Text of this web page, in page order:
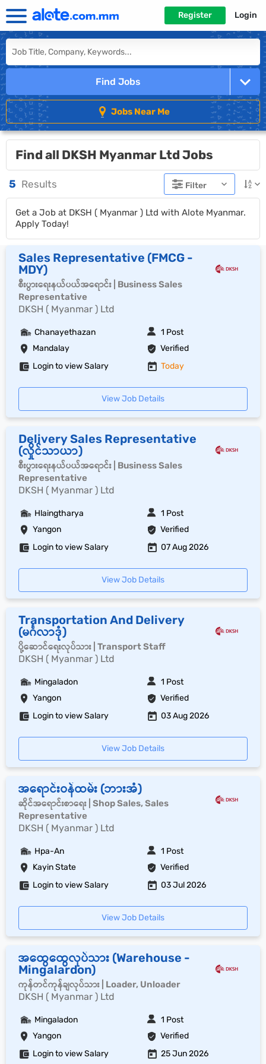
Register Login
Find Jobs
Jobs Near Me
Find all DKSH Myanmar Ltd Jobs
5 Results Filter
Get a Job at DKSH ( Myanmar ) Ltd with Alote Myanmar.
Apply Today!
Sales Representative (FMCG -
MDY)
စီးပွားရေးနယ်ပယ်အရောင်း | Business Sales
Representative
DKSH ( Myanmar ) Ltd
Mandalay Verified
Chanayethazan 1 Post
Login to view Salary Today
View Job Details
Delivery Sales Representative
(လှိုင်သာယာ)
စီးပွားရေးနယ်ပယ်အရောင်း | Business Sales
Representative
DKSH ( Myanmar ) Ltd
Yangon Verified
Hlaingtharya 1 Post
Login to view Salary 07 Aug 2026
View Job Details
Transportation And Delivery
(မင်္ဂလာဒုံ)
ပို့ဆောင်ရေးလုပ်သား | Transport Staff
DKSH ( Myanmar ) Ltd
Yangon Verified
Mingaladon 1 Post
Login to view Salary 03 Aug 2026
View Job Details
အရောင်းဝန်ထမ်း (ဘားအံ)
ဆိုင်အရောင်းစာရေး | Shop Sales, Sales
Representative
DKSH ( Myanmar ) Ltd
Kayin State Verified
Hpa-An 1 Post
Login to view Salary 03 Jul 2026
View Job Details
အထွေထွေလုပ်သား (Warehouse -
Mingalardon)
ကုန်တင်ကုန်ချလုပ်သား | Loader, Unloader
DKSH ( Myanmar ) Ltd
Yangon Verified
Mingaladon 1 Post
Login to view Salary 25 Jun 2026